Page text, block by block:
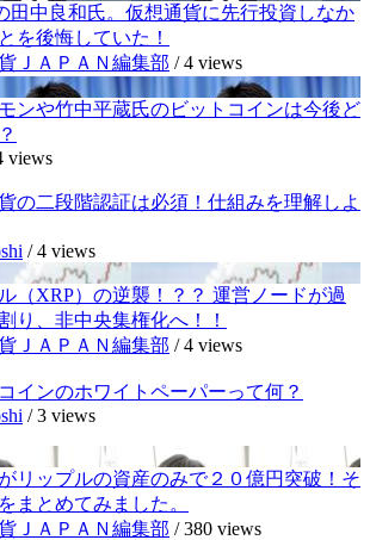
田中良和氏。仮想通貨に先行投資しなか
を後悔していた！
ＪＡＰＡＮ編集部 /4 views
ンや竹中平蔵氏のビットコインは今後ど
views
の二段階認証は必須！仕組みを理解しよ
/4 views
（XRP）の逆襲！？？ 運営ノードが過
り、非中央集権化へ！！
ＪＡＰＡＮ編集部 /4 views
インのホワイトペーパーって何？
/3 views
リップルの資産のみで２０億円突破！そ
まとめてみました。
ＪＡＰＡＮ編集部 /380 views